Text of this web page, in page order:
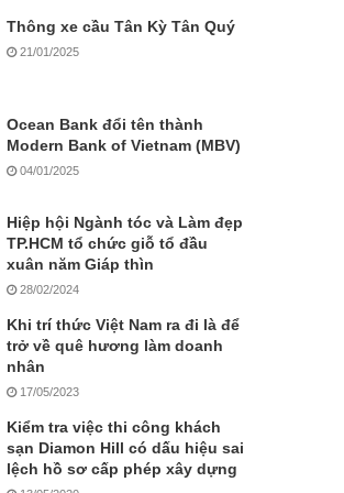
Thông xe cầu Tân Kỳ Tân Quý
21/01/2025
Ocean Bank đổi tên thành
Modern Bank of Vietnam (MBV)
04/01/2025
Hiệp hội Ngành tóc và Làm đẹp
TP.HCM tổ chức giỗ tổ đầu
xuân năm Giáp thìn
28/02/2024
Khi trí thức Việt Nam ra đi là để
trở về quê hương làm doanh
nhân
17/05/2023
Kiểm tra việc thi công khách
sạn Diamon Hill có dấu hiệu sai
lệch hồ sơ cấp phép xây dựng